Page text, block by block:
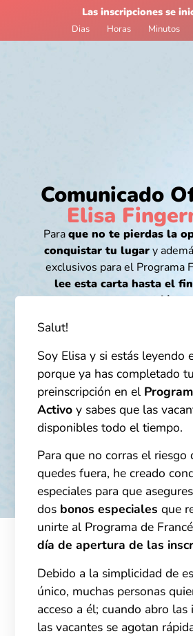
Las inscripciones se
Dias Horas Minutos
Comunicado
Elisa
Paraque no te pierdas la
conquistar tu lugary
exclusivos parael Programa
lee esta carta hasta el
atención
Salut!
Soy Elisa y si estás leyendo
porque ya has completado tu
preinscripción en el
Activo y sabes que las
disponibles todo el tiempo.
Para que no corrasel riesgo
quedesfuera, he creado
especiales para que asegures
dos bonos especiales que
unirte al Programa de
día de apertura de las
Debido a la simplicidad de
único, muchas personas
acceso a él; cuando abro las
las vacantes se agotan